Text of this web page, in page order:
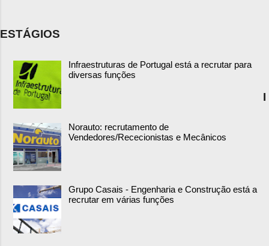
ESTÁGIOS
Infraestruturas de Portugal está a recrutar para
diversas funções
Norauto: recrutamento de
Vendedores/Rececionistas e Mecânicos
Grupo Casais - Engenharia e Construção está a
recrutar em várias funções
I